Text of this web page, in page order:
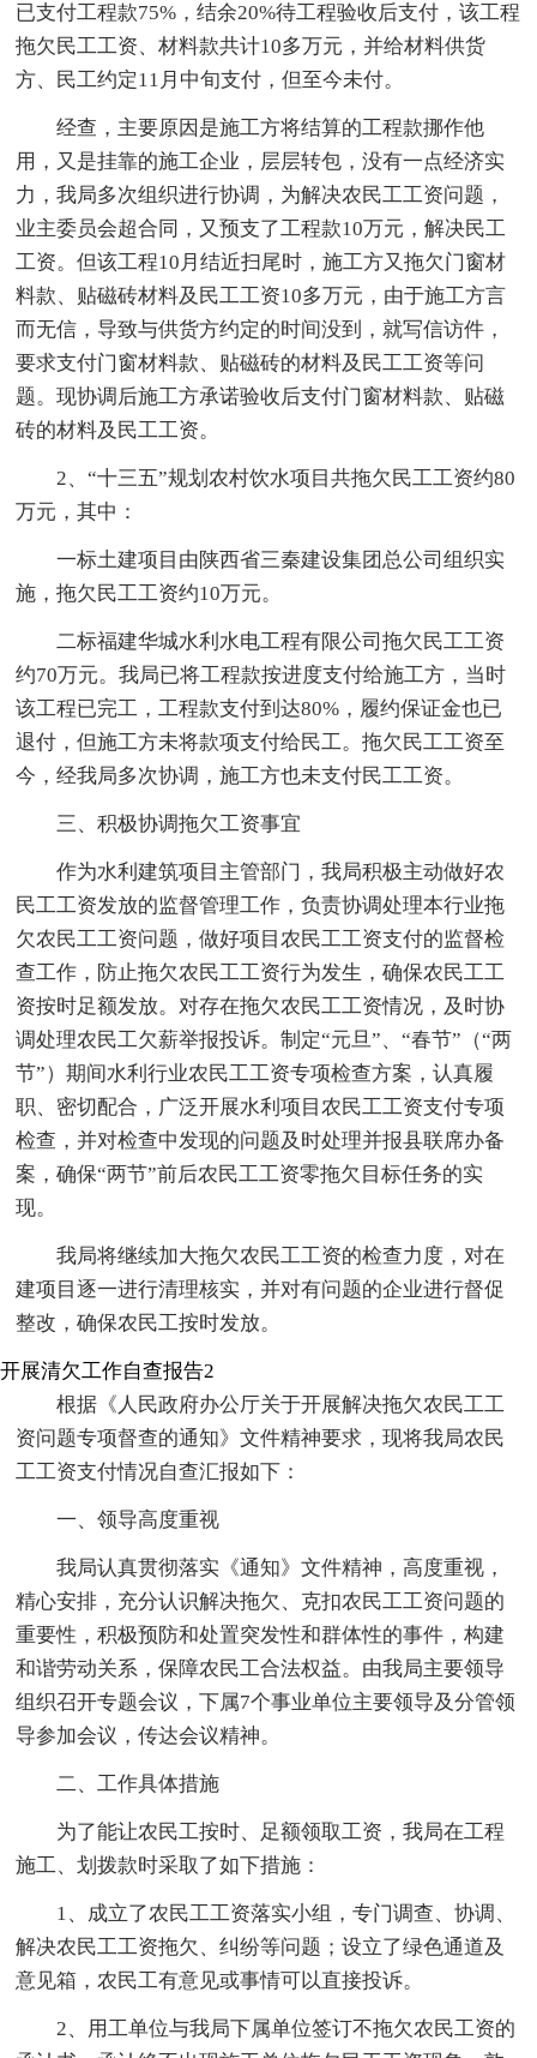
已支付工程款75%，结余20%待工程验收后支付，该工程
拖欠民工工资、材料款共计10多万元，并给材料供货
方、民工约定11月中旬支付，但至今未付。
经查，主要原因是施工方将结算的工程款挪作他
用，又是挂靠的施工企业，层层转包，没有一点经济实
力，我局多次组织进行协调，为解决农民工工资问题，
业主委员会超合同，又预支了工程款10万元，解决民工
工资。但该工程10月结近扫尾时，施工方又拖欠门窗材
料款、贴磁砖材料及民工工资10多万元，由于施工方言
而无信，导致与供货方约定的时间没到，就写信访件，
要求支付门窗材料款、贴磁砖的材料及民工工资等问
题。现协调后施工方承诺验收后支付门窗材料款、贴磁
砖的材料及民工工资。
2、“十三五”规划农村饮水项目共拖欠民工工资约80
万元，其中：
一标土建项目由陕西省三秦建设集团总公司组织实
施，拖欠民工工资约10万元。
二标福建华城水利水电工程有限公司拖欠民工工资
约70万元。我局已将工程款按进度支付给施工方，当时
该工程已完工，工程款支付到达80%，履约保证金也已
退付，但施工方未将款项支付给民工。拖欠民工工资至
今，经我局多次协调，施工方也未支付民工工资。
三、积极协调拖欠工资事宜
作为水利建筑项目主管部门，我局积极主动做好农
民工工资发放的监督管理工作，负责协调处理本行业拖
欠农民工工资问题，做好项目农民工工资支付的监督检
查工作，防止拖欠农民工工资行为发生，确保农民工工
资按时足额发放。对存在拖欠农民工工资情况，及时协
调处理农民工欠薪举报投诉。制定“元旦”、“春节”（“两
节”）期间水利行业农民工工资专项检查方案，认真履
职、密切配合，广泛开展水利项目农民工工资支付专项
检查，并对检查中发现的问题及时处理并报县联席办备
案，确保“两节”前后农民工工资零拖欠目标任务的实
现。
我局将继续加大拖欠农民工工资的检查力度，对在
建项目逐一进行清理核实，并对有问题的企业进行督促
整改，确保农民工按时发放。
开展清欠工作自查报告2
根据《人民政府办公厅关于开展解决拖欠农民工工
资问题专项督查的通知》文件精神要求，现将我局农民
工工资支付情况自查汇报如下：
一、领导高度重视
我局认真贯彻落实《通知》文件精神，高度重视，
精心安排，充分认识解决拖欠、克扣农民工工资问题的
重要性，积极预防和处置突发性和群体性的事件，构建
和谐劳动关系，保障农民工合法权益。由我局主要领导
组织召开专题会议，下属7个事业单位主要领导及分管领
导参加会议，传达会议精神。
二、工作具体措施
为了能让农民工按时、足额领取工资，我局在工程
施工、划拨款时采取了如下措施：
1、成立了农民工工资落实小组，专门调查、协调、
解决农民工工资拖欠、纠纷等问题；设立了绿色通道及
意见箱，农民工有意见或事情可以直接投诉。
2、用工单位与我局下属单位签订不拖欠农民工资的